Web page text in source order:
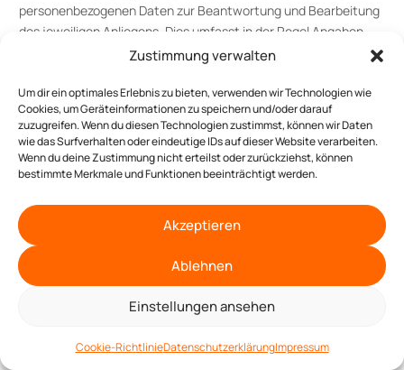
Zustimmung verwalten
Um dir ein optimales Erlebnis zu bieten, verwenden wir Technologien wie
Cookies, um Geräteinformationen zu speichern und/oder darauf
zuzugreifen. Wenn du diesen Technologien zustimmst, können wir Daten
wie das Surfverhalten oder eindeutige IDs auf dieser Website verarbeiten.
Wenn du deine Zustimmung nicht erteilst oder zurückziehst, können
bestimmte Merkmale und Funktionen beeinträchtigt werden.
Akzeptieren
Ablehnen
Einstellungen ansehen
Cookie-RichtlinieDatenschutzerklärungImpressum
personenbezogenen Daten zur Beantwortung und Bearbeitung
des jeweiligen Anliegens. Dies umfasst in der Regel Angaben
wie Name, Kontaktinformationen und gegebenenfalls weitere
angemessenen Bearbeitung erforderlich sind. Wir nutzen diese
Daten ausschließlich für den angegebenen Zweck der
Kontaktaufnahme und Kommunikation;Rechtsgrundlagen:
Vertragserfüllung und vorvertragliche Anfragen (Art. 6 Abs. 1 S.
1 lit. b) DSGVO), Berechtigte Interessen (Art. 6 Abs. 1 S. 1 lit. f)
Plug-ins und eingebettete
Funktionen sowie Inhalte
Wir binden Funktions- und Inhaltselemente in unser
Anbieter (nachfolgend als „Drittanbieter“ bezeichnet)
Jetzt anfragen